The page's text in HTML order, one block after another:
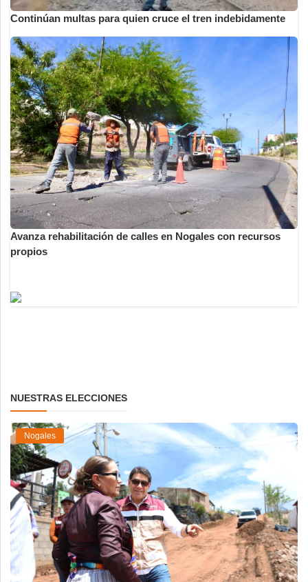
Continúan multas para quien cruce el tren indebidamente
Avanza rehabilitación de calles en Nogales con recursos
propios
NUESTRAS ELECCIONES
Nogales